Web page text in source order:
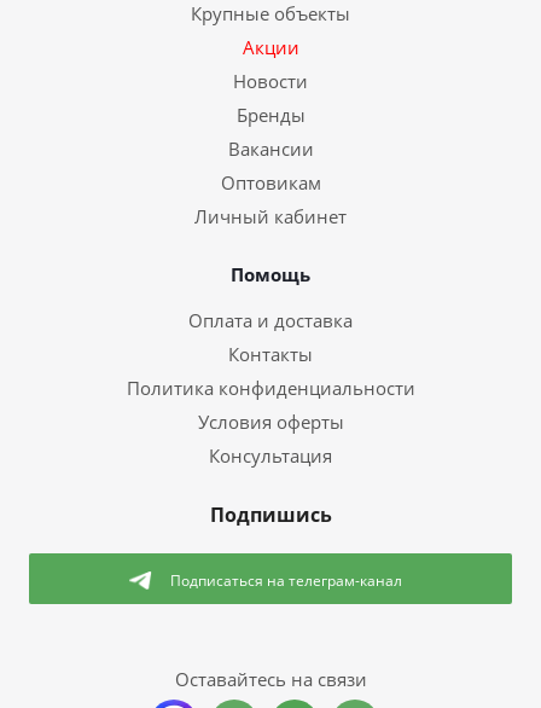
Крупные объекты
Акции
Новости
Бренды
Вакансии
Оптовикам
Личный кабинет
Помощь
Оплата и доставка
Контакты
Политика конфиденциальности
Условия оферты
Консультация
Подпишись
Подписаться на телеграм-канал
Оставайтесь на связи